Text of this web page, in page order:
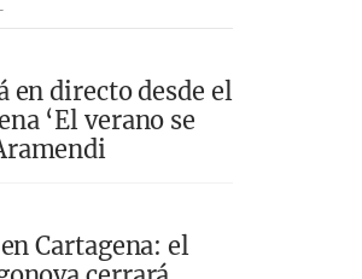
directo desde el
‘El verano se
Cartagena: el